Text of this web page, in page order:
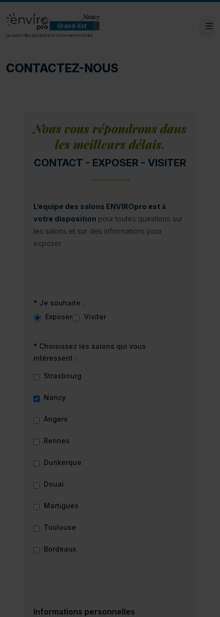
ENVIROpro Grand-Est - Nancy
Nancy
Grand-Est
Le salon des solutions environnementales
CONTACTEZ-NOUS
Nous vous répondrons dans
les meilleurs délais.
CONTACT - EXPOSER - VISITER
L’équipe des salons ENVIROpro est à
votre disposition pour toutes questions sur
les salons et sur des informations pour
exposer :
* Je souhaite :
Exposer
Visiter
* Choisissez les salons qui vous
intéressent :
Strasbourg
Nancy
Angers
Rennes
Dunkerque
Douai
Martigues
Toulouse
Bordeaux
Informations personnelles